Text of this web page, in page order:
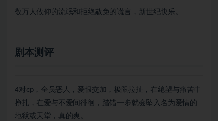
敬万人攸仰的流氓和拒绝赦免的谎言，新世纪快乐。
剧本测评
4对cp，全员恶人，爱恨交加，极限拉扯，在绝望与痛苦中
挣扎，在爱与不爱间徘徊，踏错一步就会坠入名为爱情的
地狱或天堂，真的爽。